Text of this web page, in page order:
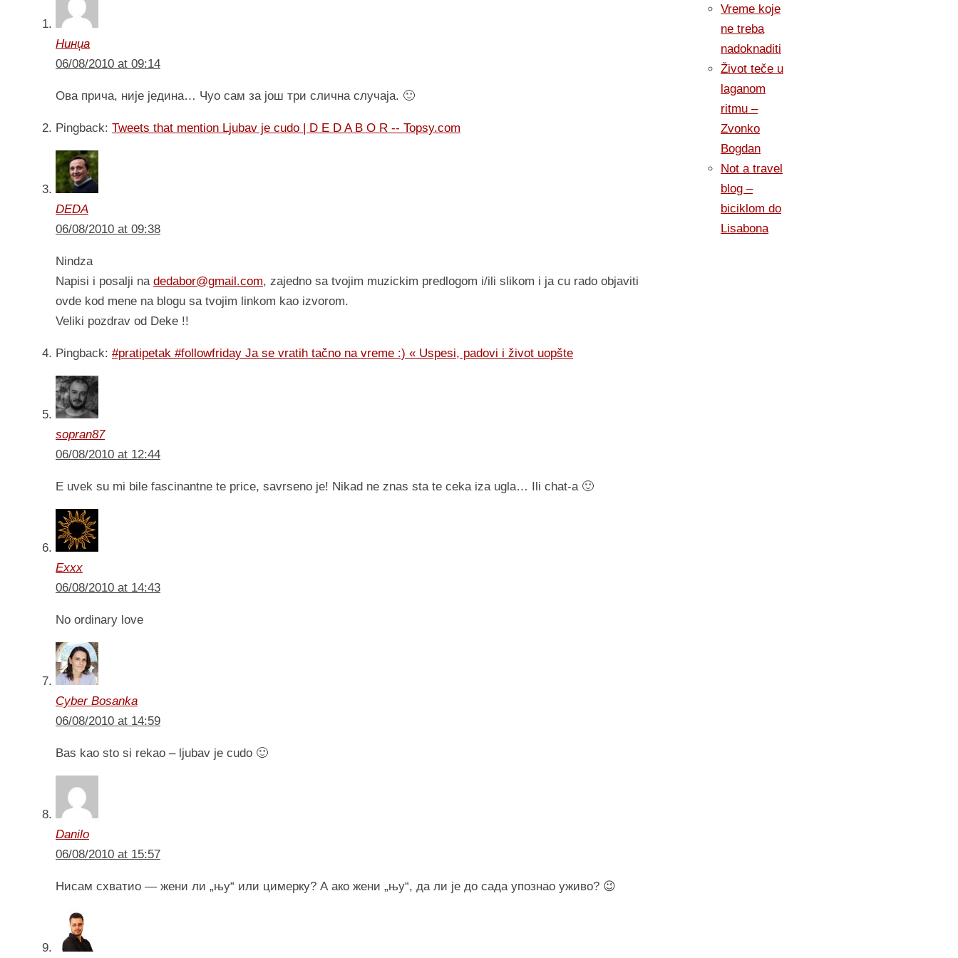
Нинџа
06/08/2010 at 09:14
Ова прича, није једина… Чуо сам за још три слична случаја. 🙂
Pingback: Tweets that mention Ljubav je cudo | D E D A B O R -- Topsy.com
DEDA
06/08/2010 at 09:38
Nindza
Napisi i posalji na dedabor@gmail.com, zajedno sa tvojim muzickim predlogom i/ili slikom i ja cu rado objaviti
ovde kod mene na blogu sa tvojim linkom kao izvorom.
Veliki pozdrav od Deke !!
Pingback: #pratipetak #followfriday Ja se vratih tačno na vreme :) « Uspesi, padovi i život uopšte
sopran87
06/08/2010 at 12:44
E uvek su mi bile fascinantne te price, savrseno je! Nikad ne znas sta te ceka iza ugla… Ili chat-a 🙂
Exxx
06/08/2010 at 14:43
No ordinary love
Cyber Bosanka
06/08/2010 at 14:59
Bas kao sto si rekao – ljubav je cudo 🙂
Danilo
06/08/2010 at 15:57
Нисам схватио — жени ли „њу“ или цимерку? А ако жени „њу“, да ли је до сада упознао уживо? 😉
Vreme koje
ne treba
nadoknaditi
Život teče u
laganom
ritmu –
Zvonko
Bogdan
Not a travel
blog –
biciklom do
Lisabona